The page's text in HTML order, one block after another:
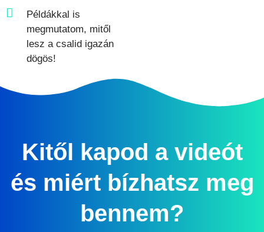
Példákkal is
megmutatom, mitől
lesz a csalid igazán
dögös!
Kitől kapod a videót
és miért bízhatsz meg
bennem?